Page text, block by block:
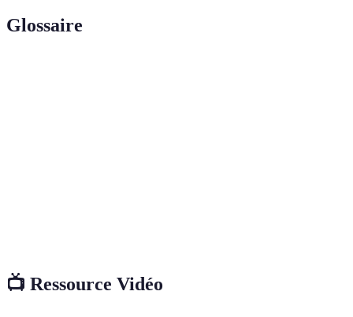
Glossaire
📺 Ressource Vidéo